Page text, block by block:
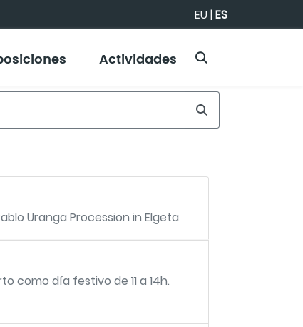
EU|ES
Actividades
Uranga Procession in Elgeta
como día festivo de 11 a 14h.